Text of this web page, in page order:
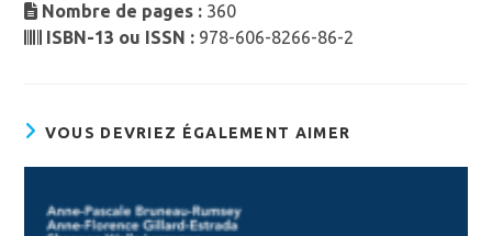
Nombre de pages : 360
ISBN-13 ou ISSN : 978-606-8266-86-2
VOUS DEVRIEZ ÉGALEMENT AIMER